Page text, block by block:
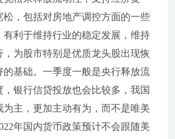
松，包括对房地产调控方面的一些
有利于维持行业的稳定发展，维持
，为股市特别是优质龙头股出现恢
的基础。一季度一般是央行释放流
银行信贷投放也会比较多，我国
为主，更加主动有为，而不是唯美
年国内货币政策预计不会跟随美